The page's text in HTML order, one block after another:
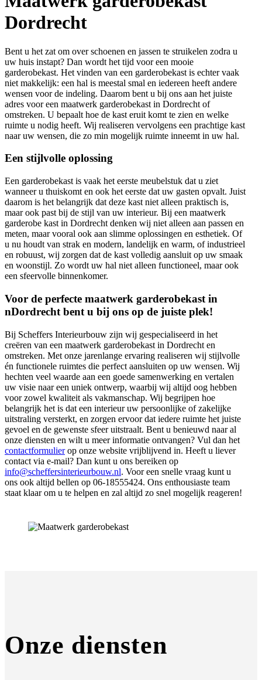
Dordrecht
Bent u het zat om over schoenen en jassen te struikelen zodra u
uw huis instapt? Dan wordt het tijd voor een mooie
garderobekast. Het vinden van een garderobekast is echter vaak
niet makkelijk: een hal is meestal smal en iedereen heeft andere
wensen voor de indeling. Daarom bent u bij ons aan het juiste
adres voor een maatwerk garderobekast in Dordrecht of
omstreken. U bepaalt hoe de kast eruit komt te zien en welke
ruimte u nodig heeft. Wij realiseren vervolgens een prachtige kast
naar uw wensen, die zo min mogelijk ruimte inneemt in uw hal.
Een stijlvolle oplossing
Een garderobekast is vaak het eerste meubelstuk dat u ziet
wanneer u thuiskomt en ook het eerste dat uw gasten opvalt. Juist
daarom is het belangrijk dat deze kast niet alleen praktisch is,
maar ook past bij de stijl van uw interieur. Bij een maatwerk
garderobe kast in Dordrecht denken wij niet alleen aan passen en
meten, maar vooral ook aan slimme oplossingen en esthetiek. Of
u nu houdt van strak en modern, landelijk en warm, of industrieel
en robuust, wij zorgen dat de kast volledig aansluit op uw smaak
en woonstijl. Zo wordt uw hal niet alleen functioneel, maar ook
een sfeervolle binnenkomer.
Voor de perfecte maatwerk garderobekast in
nDordrecht bent u bij ons op de juiste plek!
Bij Scheffers Interieurbouw zijn wij gespecialiseerd in het
creëren van een maatwerk garderobekast in Dordrecht en
omstreken. Met onze jarenlange ervaring realiseren wij stijlvolle
én functionele ruimtes die perfect aansluiten op uw wensen. Wij
hechten veel waarde aan een goede samenwerking en vertalen
uw visie naar een uniek ontwerp, waarbij wij altijd oog hebben
voor zowel kwaliteit als vakmanschap. Wij begrijpen hoe
belangrijk het is dat een interieur uw persoonlijke of zakelijke
uitstraling versterkt, en zorgen ervoor dat iedere ruimte het juiste
gevoel en de gewenste sfeer uitstraalt. Bent u benieuwd naar al
onze diensten en wilt u meer informatie ontvangen? Vul dan het
contactformulierop onze website vrijblijvend in. Heeft u liever
contact via e-mail? Dan kunt u ons bereiken op
info@scheffersinterieurbouw.nl. Voor een snelle vraag kunt u
ons ook altijd bellen op 06-18555424. Ons enthousiaste team
staat klaar om u te helpen en zal altijd zo snel mogelijk reageren!
Onze diensten